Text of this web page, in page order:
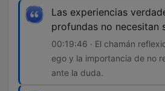
Las experiencias
profundas no necesitan
00:19:46 · El chamán
ego y la importancia de no
ante la duda.